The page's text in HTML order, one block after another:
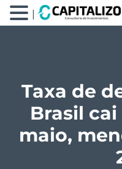
Taxa de
Brasil cai
maio,